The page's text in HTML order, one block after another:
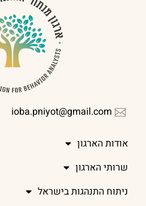
ioba.pniyot@gmail.com
אודות הארגון
שרותי הארגון
ניתוח התנהגות בישראל